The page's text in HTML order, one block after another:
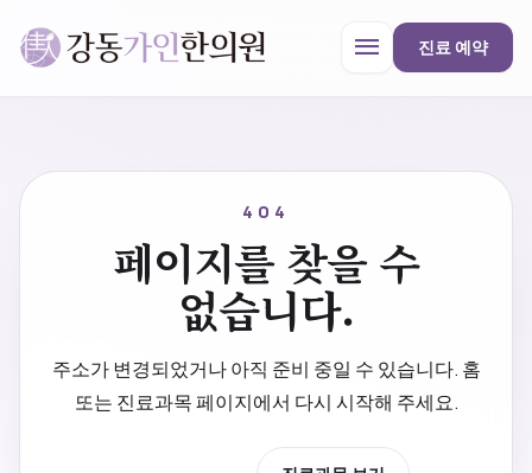
menu 진료 예약
한의원 안내
진료과목
404
페이지를 찾을 수
없습니다.
주소가 변경되었거나 아직 준비 중일 수 있습니다. 홈
또는 진료과목 페이지에서 다시 시작해 주세요.